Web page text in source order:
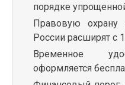
порядке
Правовую охрану
России расширят с
Временное
оформляется